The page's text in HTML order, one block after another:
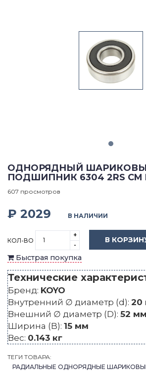
ОДНОРЯДНЫЙ
ПОДШИПНИК 6304 2RS CM
607 просмотров
₽ 2029 В НАЛИЧИИ
КОЛ-ВО
+
-
В
Быстрая покупка
Технические
Бренд: KOYO
Внутренний ∅ диаметр (d): 20
Внешний ∅ диаметр (D): 52 мм
Ширина (B): 15 мм
Вес: 0.143 кг
ТЕГИ ТОВАРА:
РАДИАЛЬНЫЕ ОДНОРЯДНЫЕ